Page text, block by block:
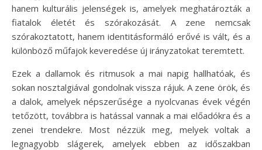
hanem kulturális jelenségek is, amelyek meghatározták a
fiatalok életét és szórakozását. A zene nemcsak
szórakoztatott, hanem identitásformáló erővé is vált, és a
különböző műfajok keveredése új irányzatokat teremtett.
Ezek a dallamok és ritmusok a mai napig hallhatóak, és
sokan nosztalgiával gondolnak vissza rájuk. A zene örök, és
a dalok, amelyek népszerűsége a nyolcvanas évek végén
tetőzött, továbbra is hatással vannak a mai előadókra és a
zenei trendekre. Most nézzük meg, melyek voltak a
legnagyobb slágerek, amelyek ebben az időszakban